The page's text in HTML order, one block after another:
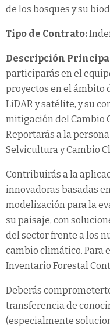
de los bosques y su
Tipo de Contrato:
Descripción
participarás en el
proyectos en el ámbito
LiDAR y satélite, y su
mitigación del Cambio
Reportarás a la
Selvicultura y Cambio
Contribuirás a la
innovadoras basadas
modelización para la
su paisaje, con
del sector frente a los
cambio climático. Para
Inventario Forestal
Deberás
transferencia de
(especialmente